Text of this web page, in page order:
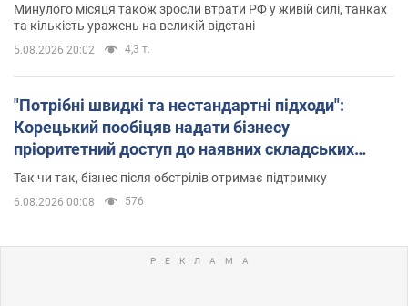
Минулого місяця також зросли втрати РФ у живій силі, танках
та кількість уражень на великій відстані
5.08.2026 20:02 4,3 т.
"Потрібні швидкі та нестандартні підходи":
Корецький пообіцяв надати бізнесу
пріоритетний доступ до наявних складських
приміщень
Так чи так, бізнес після обстрілів отримає підтримку
6.08.2026 00:08 576